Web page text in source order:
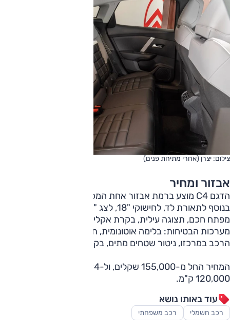
צילום: יצרן (אחרי מתיחת פנים)
אבזור ומחיר
הדגם C4 מוצע ברמת אבזור אחת המכונה 'מקס', ובמפרט,
מפתח חכם, תצוגה עילית, בקרת אקלים מפוצלת. במפרט
מערכות הבטיחות: בלימה אוטונומית, תיקון סטייה מנתיב ושמירת
הרכב במרכזו, ניטור שטחים מתים, בקרת שיוט אדפטיבית.
120,000 ק"מ.
עוד באותו נושא
רכב חשמלי רכב משפחתי